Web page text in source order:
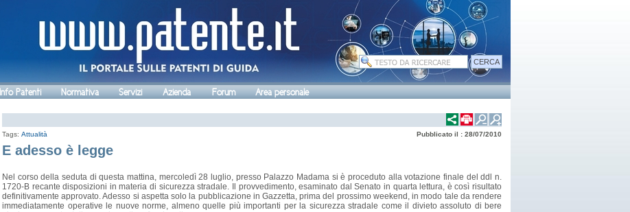
Info Patenti Normativa Servizi Azienda Forum Area personale
Pubblicato il : 28/07/2010
Tags: Attualità
E adesso è legge
Nel corso della seduta di questa mattina, mercoledì 28 luglio, presso Palazzo Madama si è proceduto alla votazione finale del ddl n.
1720-B recante disposizioni in materia di sicurezza stradale. Il provvedimento, esaminato dal Senato in quarta lettura, è così risultato
definitivamente approvato. Adesso si aspetta solo la pubblicazione in Gazzetta, prima del prossimo weekend, in modo tale da rendere
immediatamente operative le nuove norme, almeno quelle più importanti per la sicurezza stradale come il divieto assoluto di bere